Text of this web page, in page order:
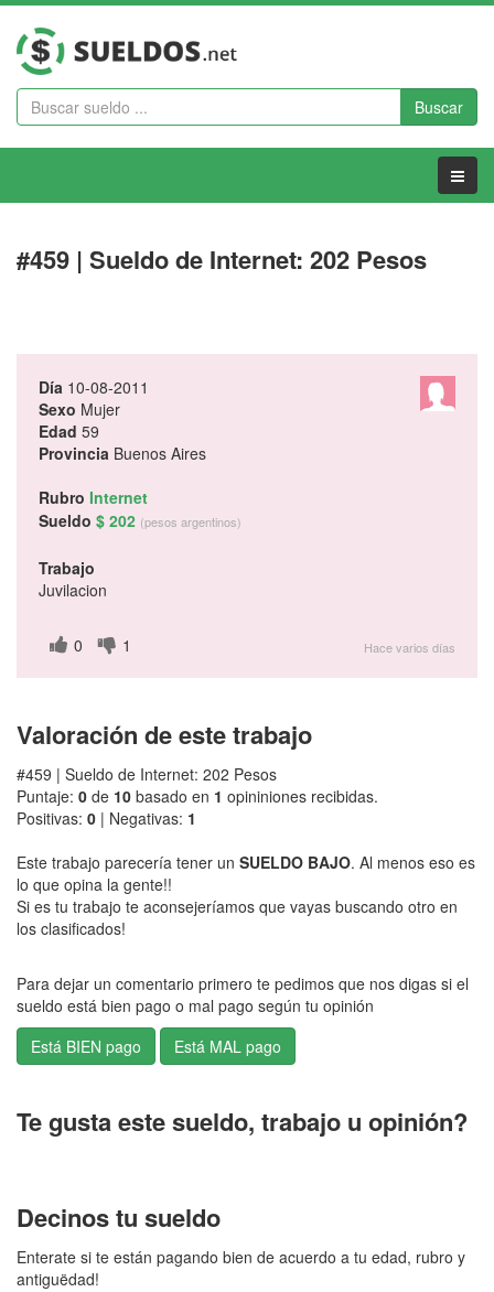
Buscar
Menu
#459 | Sueldo de Internet: 202 Pesos
Día 10-08-2011
Sexo Mujer
Edad 59
Provincia Buenos Aires
Rubro Internet
Sueldo $ 202 (pesos argentinos)
Trabajo
Juvilacion
0 1 Hace varios días
Valoración de este trabajo
#459 | Sueldo de Internet: 202 Pesos
Puntaje: 0 de 10 basado en 1 opininiones recibidas.
Positivas: 0 | Negativas: 1
Este trabajo parecería tener un SUELDO BAJO. Al menos eso es
lo que opina la gente!!
Si es tu trabajo te aconsejeríamos que vayas buscando otro en
los clasificados!
Para dejar un comentario primero te pedimos que nos digas si el
sueldo está bien pago o mal pago según tu opinión
Te gusta este sueldo, trabajo u opinión?
Decinos tu sueldo
Enterate si te están pagando bien de acuerdo a tu edad, rubro y
antiguëdad!